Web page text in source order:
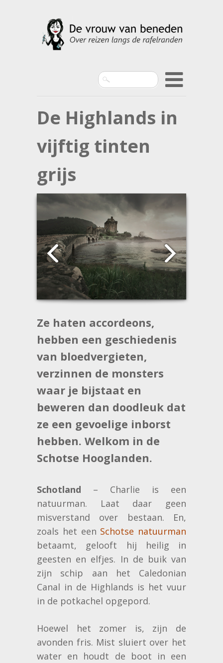
Search
De Highlands in
vijftig tinten
grijs
Ze haten accordeons,
hebben een geschiedenis
van bloedvergieten,
verzinnen de monsters
waar je bijstaat en
beweren dan doodleuk dat
ze een gevoelige inborst
hebben. Welkom in de
Schotse Hooglanden.
Schotland – Charlie is een
natuurman. Laat daar geen
misverstand over bestaan. En,
zoals het een Schotse natuurman
betaamt, gelooft hij heilig in
geesten en elfjes. In de buik van
zijn schip aan het Caledonian
Canal in de Highlands is het vuur
in de potkachel opgepord.
Hoewel het zomer is, zijn de
avonden fris. Mist sluiert over het
water en houdt de boot in een